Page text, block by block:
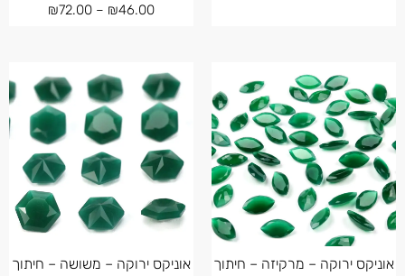
₪46.00
–
₪72.00
אוניקס ירוקה – מרקיזה – חיתוך
אוניקס ירוקה – משושה – חיתוך